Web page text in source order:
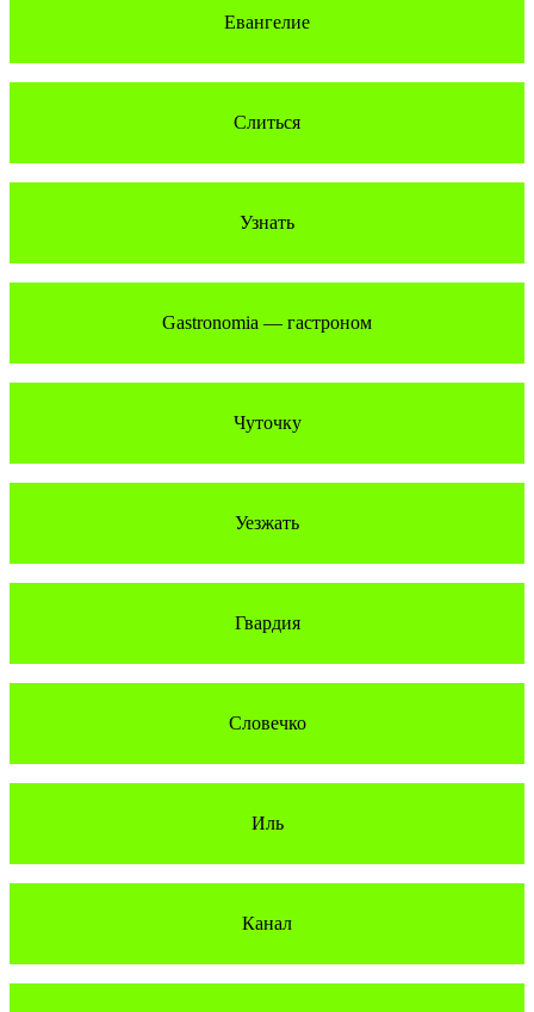
Евангелие
Слиться
Узнать
Gastronomia — гастроном
Чуточку
Уезжать
Гвардия
Словечко
Иль
Канал